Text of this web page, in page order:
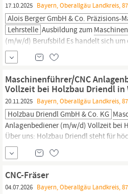
17.10.2025 Bayern, Oberallgäu Landkreis,
Alois Berger GmbH & Co. Präzisions-
Lehrstelle Ausbildung zum
(m/w/d) Berufsbild Es handelt sich um
Ausbildungsberuf nach dem
Ausbildung erfolgt im Wesentlichen
der Berufsschule. Inhalt und Ablauf
und kannst gut Sachen reparieren?
Maschinenführer/CNC
Vollzeit bei Holzbau Driendl in
20.11.2025 Bayern, Oberallgäu Landkreis,
Holzbau Driendl GmbH & Co. KG
Anlagenbediener (m/w/d) Vollzeit bei
Über uns: Holzbau Driendl steht für
und Leidenschaft im Umgang mit dem
realisieren innovative Projekte im
CNC-Fräser
04.07.2026 Bayern, Oberallgäu Landkreis,